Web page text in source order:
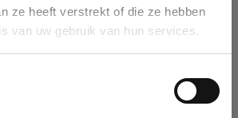
ze heeft verstrekt of die ze hebben
van uw gebruik van hun services.
in our database by name, VAT or
company is selected it will auto-complete the
company in our database, you can create